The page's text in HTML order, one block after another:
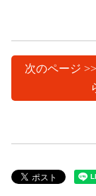
次のページ